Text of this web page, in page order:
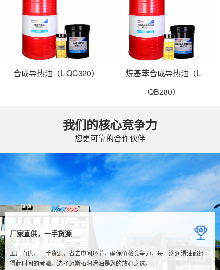
合成导热油（L-QC320）
烷基苯合成导热油（L-
QB280）
我们的核心竞争力
您更可靠的合作伙伴
厂家直供，一手货源
工厂直供，一手货源，省去中间环节，确保价格竞争力，每一滴润滑油都经
得起时间的考验。选择迈斯拓润滑油是您的放心之选。